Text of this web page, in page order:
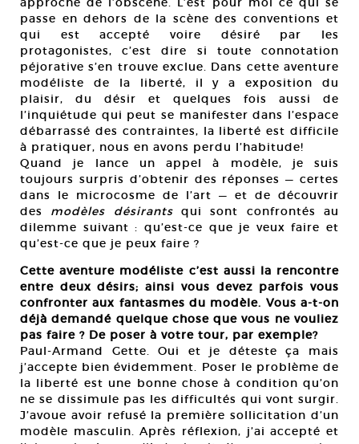
passe en dehors de la scène des conventions et
qui est accepté voire désiré par les
protagonistes, c’est dire si toute connotation
péjorative s’en trouve exclue. Dans cette aventure
modéliste de la liberté, il y a exposition du
plaisir, du désir et quelques fois aussi de
l’inquiétude qui peut se manifester dans l’espace
débarrassé des contraintes, la liberté est difficile
à pratiquer, nous en avons perdu l’habitude!
Quand je lance un appel à modèle, je suis
toujours surpris d’obtenir des réponses — certes
dans le microcosme de l’art — et de découvrir
des modèles désirantsqui sont confrontés au
dilemme suivant : qu’est-ce que je veux faire et
qu’est-ce que je peux faire ?
Cette aventure modéliste c’est aussi la rencontre
entre deux désirs; ainsi vous devez parfois vous
confronter aux fantasmes du modèle. Vous a-t-on
déjà demandé quelque chose que vous ne vouliez
pas faire ? De poser à votre tour, par exemple?
Paul-Armand Gette. Oui et je déteste ça mais
j’accepte bien évidemment. Poser le problème de
la liberté est une bonne chose à condition qu’on
ne se dissimule pas les difficultés qui vont surgir.
J’avoue avoir refusé la première sollicitation d’un
modèle masculin. Après réflexion, j’ai accepté et